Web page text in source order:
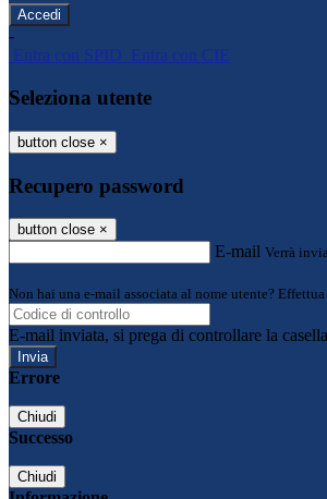
-
Entra con SPID Entra con CIE
Seleziona utente
button close ×
Recupero password
button close ×
E-mail Verrà
Non hai una e-mail associata al nome utente?
E-mail inviata, si prega di controllare la
Errore
Chiudi
Successo
Chiudi